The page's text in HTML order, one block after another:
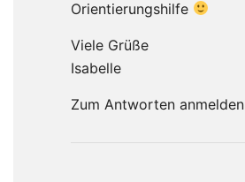
Orientierungshilfe
Viele Grüße
Isabelle
Zum Antworten anmelden